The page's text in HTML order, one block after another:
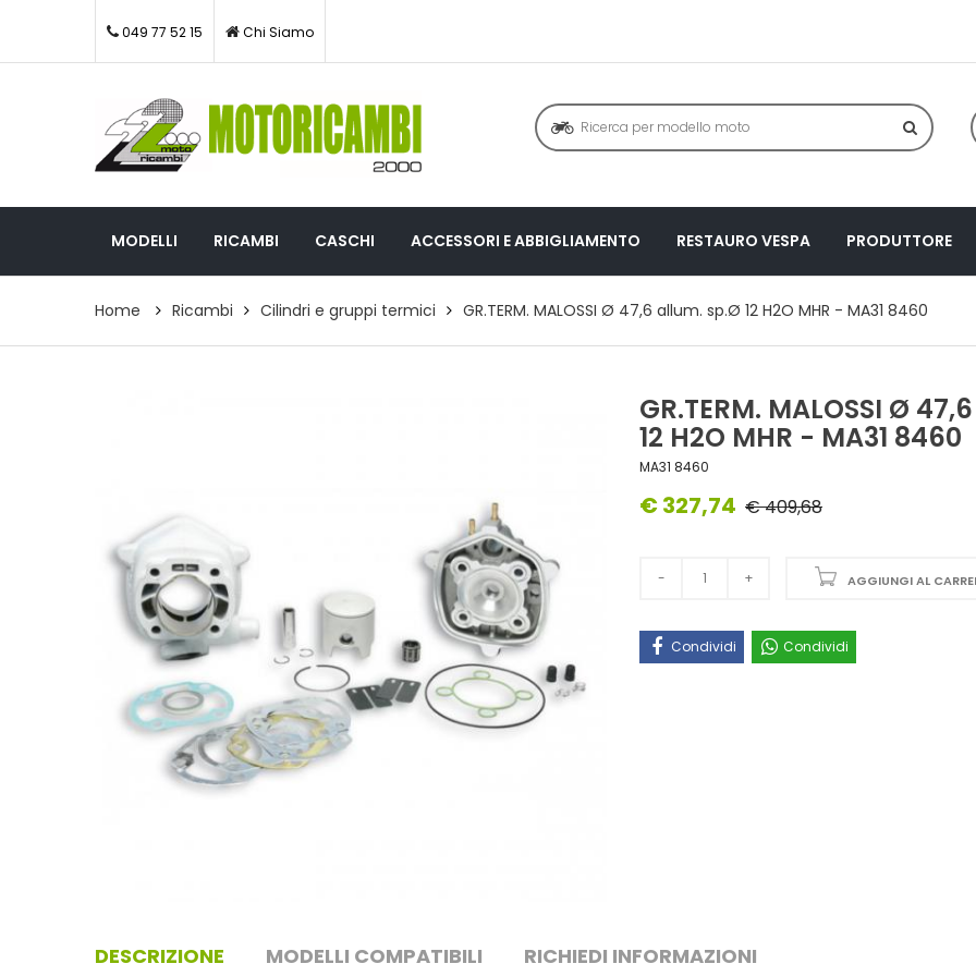
049 77 52 15 Chi Siamo
MODELLI RICAMBI CASCHI ACCESSORI E ABBIGLIAMENTO RESTAURO VESPA PRODUTTORE
Home Ricambi Cilindri e gruppi termici GR.TERM. MALOSSI Ø 47,6 allum. sp.Ø 12 H2O MHR - MA31 8460
GR.TERM. MALOSSI Ø
12 H2O MHR - MA31 8460
MA31 8460
€ 327,74 € 409,68
AGGIUNGI AL
Condividi Condividi
DESCRIZIONE MODELLI COMPATIBILI RICHIEDI INFORMAZIONI